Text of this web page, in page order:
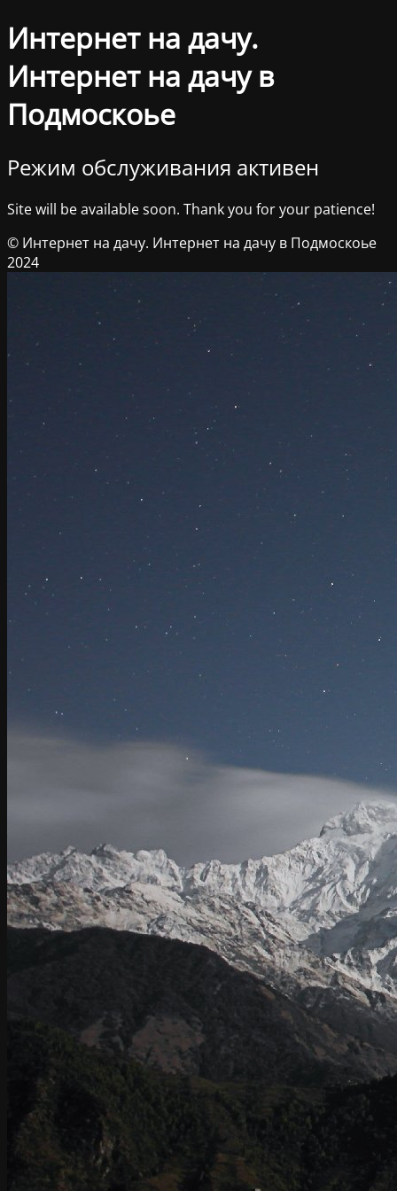
Интернет на дачу.
Интернет на дачу в
Подмоскоье
Режим обслуживания активен
Site will be available soon. Thank you for your patience!
© Интернет на дачу. Интернет на дачу в Подмоскоье
2024